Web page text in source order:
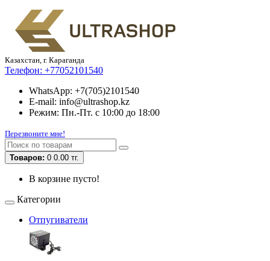
Казахстан, г. Караганда
Телефон: +77052101540
WhatsApp: +7(705)2101540
E-mail: info@ultrashop.kz
Режим: Пн.-Пт. с 10:00 до 18:00
Перезвоните мне!
Товаров: 0 0.00 тг.
В корзине пусто!
Категории
Отпугиватели